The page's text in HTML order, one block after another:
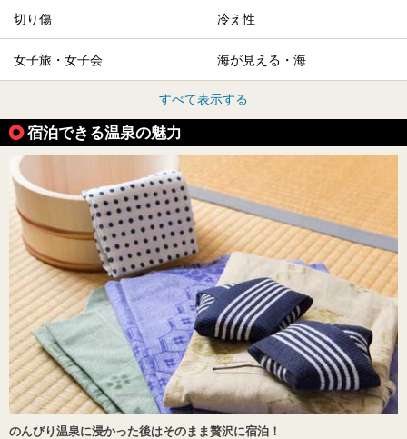
切り傷 冷え性
女子旅・女子会 海が見える・海
すべて表示する
宿泊できる温泉の魅力
のんびり温泉に浸かった後はそのまま贅沢に宿泊！